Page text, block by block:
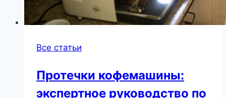
Все статьи
Протечки кофемашины:
экспертное руководство по